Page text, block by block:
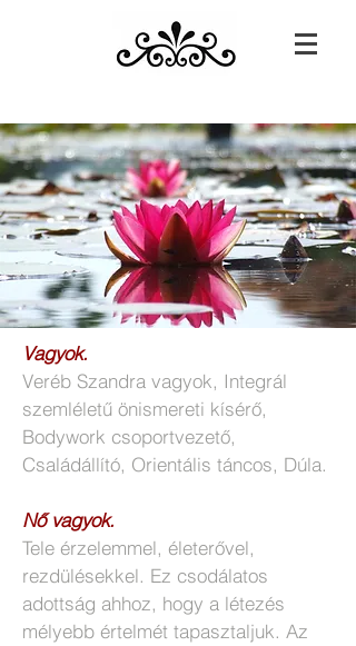
Vagyok.
Veréb Szandra vagyok, Integrál
szemléletű önismereti kísérő,
Bodywork csoportvezető,
Családállító, Orientális táncos, Dúla.
Nő vagyok.
Tele érzelemmel, életerővel,
rezdülésekkel. Ez csodálatos
adottság ahhoz, hogy a létezés
mélyebb értelmét tapasztaljuk. Az